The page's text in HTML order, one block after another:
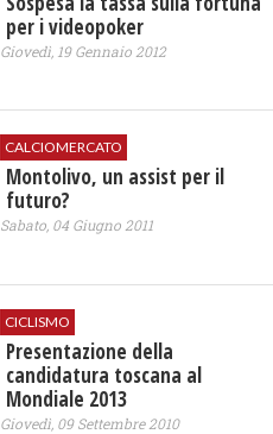
per i videopoker
Giovedì, 19 Gennaio 2012
CALCIOMERCATO
Montolivo, un assist per il
futuro?
Sabato, 04 Giugno 2011
CICLISMO
Presentazione della
candidatura toscana al
Mondiale 2013
Giovedì, 09 Settembre 2010